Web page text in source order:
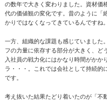
の数年で大きく変わりました。資材価
代の価値観の変化です。昔のように「
かりではなくなってきているんですね。
一方、組織的な課題も感じていました
フの力量に依存する部分が大きく、ど
入社員の戦力化にはかなり時間がか
ラ・・・。これでは会社として持続的
です。
考え抜いた結果たどり着いたのが「不